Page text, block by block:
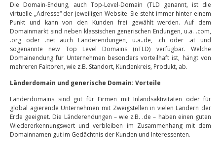
Die Domain-Endung, auch Top-Level-Domain (TLD genannt, ist die
virtuelle „Adresse“ der jeweiligen Website. Sie steht immer hinter einem
Punkt und kann von den Kunden frei gewählt werden. Auf dem
Domainmarkt sind neben klassischen generischen Endungen, u.a. .com,
.org oder .net auch Länderendungen, u.a..de, .ch oder .at und
sogenannte new Top Level Domains (nTLD) verfügbar. Welche
Domainendung für Unternehmen besonders vorteilhaft ist, hängt von
mehreren Faktoren, wie z.B. Standort, Kundenkreis, Produkt, ab.
Länderdomain und generische Domain: Vorteile
Länderdomains sind gut für Firmen mit Inlandsaktivitäten oder für
global agierende Unternehmen mit Zweigstellen in vielen Ländern der
Erde geeignet. Die Länderendungen – wie z.B. .de – haben einen guten
Wiedererkennungswert und verbleiben im Zusammenhang mit dem
Domainnamen gut im Gedächtnis der Kunden und Interessenten.